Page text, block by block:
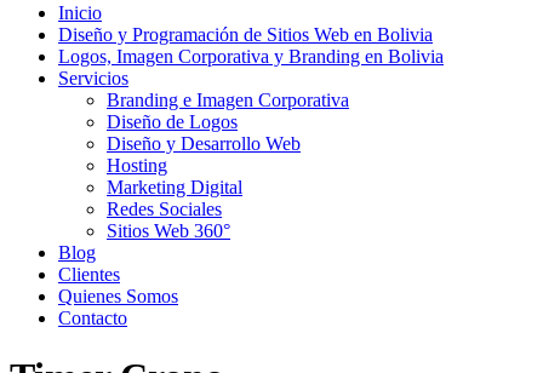
Inicio
Diseño y Programación de Sitios Web en Bolivia
Logos, Imagen Corporativa y Branding en Bolivia
Servicios
Branding e Imagen Corporativa
Diseño de Logos
Diseño y Desarrollo Web
Hosting
Marketing Digital
Redes Sociales
Sitios Web 360°
Blog
Clientes
Quienes Somos
Contacto